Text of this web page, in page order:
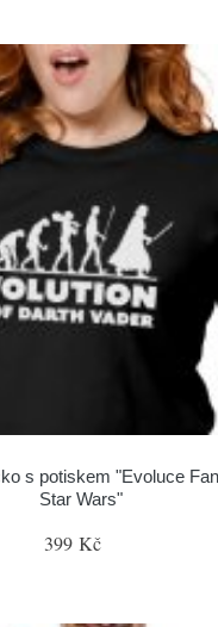
s potiskem "Evoluce
Star Wars"
399 Kč